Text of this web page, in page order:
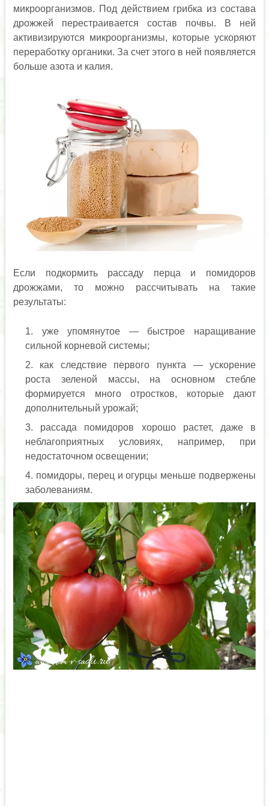
микроорганизмов. Под действием грибка из состава
дрожжей перестраивается состав почвы. В ней
активизируются микроорганизмы, которые ускоряют
переработку органики. За счет этого в ней появляется
больше азота и калия.
Если подкормить рассаду перца и помидоров
дрожжами, то можно рассчитывать на такие
результаты:
уже упомянутое — быстрое наращивание
сильной корневой системы;
как следствие первого пункта — ускорение
роста зеленой массы, на основном стебле
формируется много отростков, которые дают
дополнительный урожай;
рассада помидоров хорошо растет, даже в
неблагоприятных условиях, например, при
недостаточном освещении;
помидоры, перец и огурцы меньше подвержены
заболеваниям.